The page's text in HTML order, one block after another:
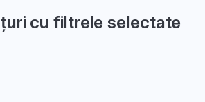
cu filtrele selectate